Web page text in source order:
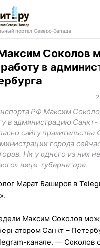
портал Северо-Запада
Соколов
работу в
РФ Максим
в администрацию Санкт-
сайту правительства
города
Ни у одного из них
вице-губернатора.
Марат Баширов в
Максим Соколов
Санкт –
канале. — Соколов